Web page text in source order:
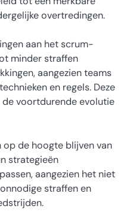
overtredingen.
aan het scrum-
minder straffen
aangezien teams
en regels. Deze
de voortdurende evolutie
de hoogte blijven van
strategieën
aangezien het niet
straffen en